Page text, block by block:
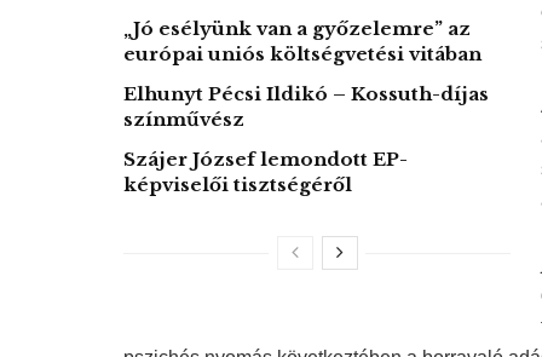
„Jó esélyünk van a győzelemre” az
európai uniós költségvetési vitában
Elhunyt Pécsi Ildikó – Kossuth-díjas
színművész
Szájer József lemondott EP-
képviselői tisztségéről